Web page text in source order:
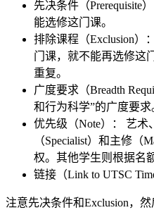
先决条件（Prerequisite
能选修这门课。
排除课程（Exclusion）
门课，就不能再选修这
重复。
广度要求（Breadth
和行为科学”的广度要求
优先级（Note）： 艺术
（Specialist）和主修
权。其他学生则根据名
链接（Link to UTSC
注意先决条件和Exclusion，然